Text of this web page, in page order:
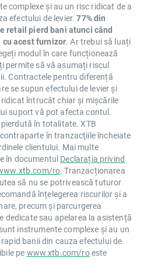
complexe și au un risc ridicat de a
efectului de levier.77% din
retail pierd bani atunci când
cu acest furnizor. Ar trebui să luați
modul în care funcționează
permite să vă asumați riscul
Contractele pentru diferență
se supun efectului de levier și
întrucât chiar și mișcările
suport vă pot afecta contul.
în totalitate. XTB
în tranzacţiile încheiate
clientului. Mai multe
în documentul Declarația privind
ro. Tranzacționarea
să nu se potrivească tuturor
înțelegerea riscurilor și a
precum și parcurgerea
dedicate sau apelarea la asistență
instrumente complexe și au un
banii din cauza efectului de
pe www.xtb.com/roeste